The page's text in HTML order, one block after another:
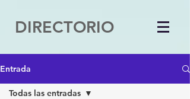
DIRECTORIO
Entrada
Todas las entradas